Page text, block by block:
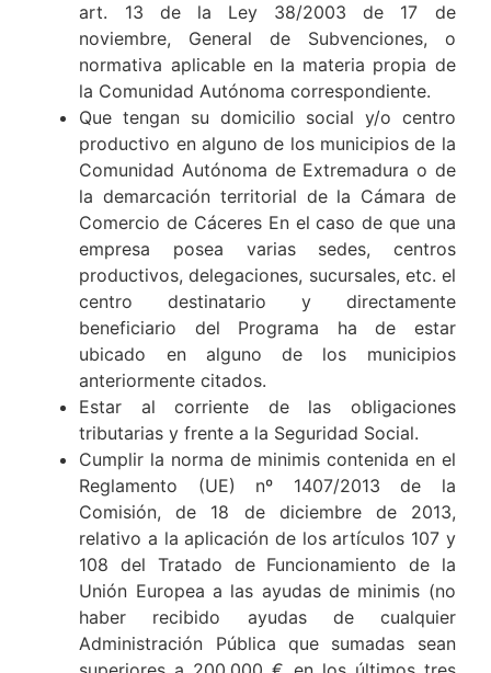
art. 13 de la Ley 38/2003 de 17 de
noviembre, General de Subvenciones, o
normativa aplicable en la materia propia de
la Comunidad Autónoma correspondiente.
Que tengan su domicilio social y/o centro
productivo en alguno de los municipios de la
Comunidad Autónoma de Extremadura o de
la demarcación territorial de la Cámara de
Comercio de Cáceres En el caso de que una
empresa posea varias sedes, centros
productivos, delegaciones, sucursales, etc. el
centro destinatario y directamente
beneficiario del Programa ha de estar
ubicado en alguno de los municipios
anteriormente citados.
Estar al corriente de las obligaciones
tributarias y frente a la Seguridad Social.
Cumplir la norma de minimis contenida en el
Reglamento (UE) nº 1407/2013 de la
Comisión, de 18 de diciembre de 2013,
relativo a la aplicación de los artículos 107 y
108 del Tratado de Funcionamiento de la
Unión Europea a las ayudas de minimis (no
haber recibido ayudas de cualquier
Administración Pública que sumadas sean